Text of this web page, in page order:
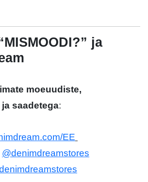
ja
moeuudiste,
saadetega:
EE
@denimdreamstores